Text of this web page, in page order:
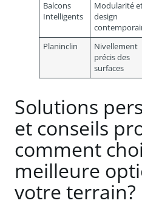
Balcons
Intelligents
Modularité
design
Planinclin
Nivellement
précis des
surfaces
Solutions
et conseils
comment
meilleure
votre terrain?